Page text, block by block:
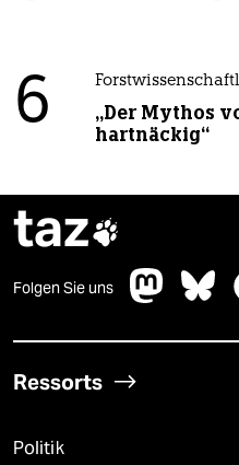
6
„Der Mythos
hartnäckig“
taz
Folgen Sie uns
Ressorts
Politik